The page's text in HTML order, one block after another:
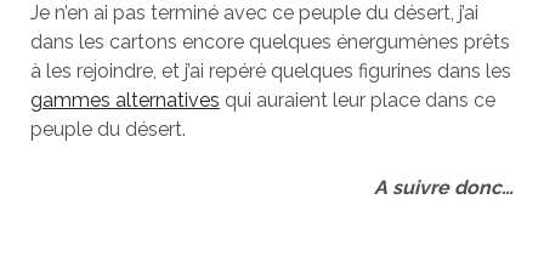
Je n’en ai pas terminé avec ce peuple du désert, j’ai
dans les cartons encore quelques énergumènes prêts
à les rejoindre, et j’ai repéré quelques figurines dans les
gammes alternatives qui auraient leur place dans ce
peuple du désert.
A suivre donc…